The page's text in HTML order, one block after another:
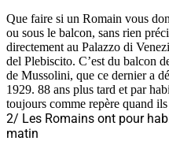
Que faire si un Romain vous
ou sous le balcon, sans rien
directement au Palazzo di
del Plebiscito. C’est du balcon
de Mussolini, que ce dernier a
1929. 88 ans plus tard et par
toujours comme repère quand
2/ Les Romains ont pour
matin